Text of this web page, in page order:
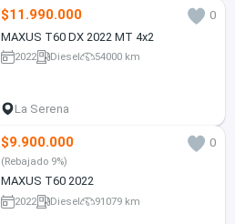
$11.990.000
0
MAXUS T60 DX 2022 MT 4x2
2022 Diesel 54000 km
La Serena
$9.900.000 0
(Rebajado 9%)
MAXUS T60 2022
2022 Diesel 91079 km